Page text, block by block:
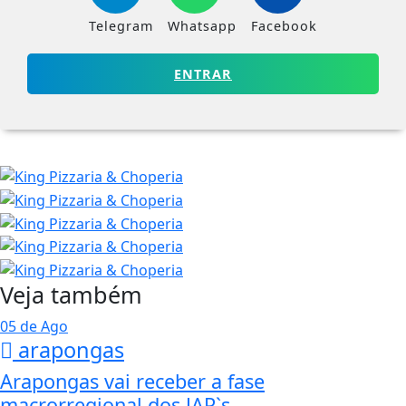
Telegram Whatsapp Facebook
ENTRAR
Veja também
05 de Ago
arapongas
Arapongas vai receber a fase